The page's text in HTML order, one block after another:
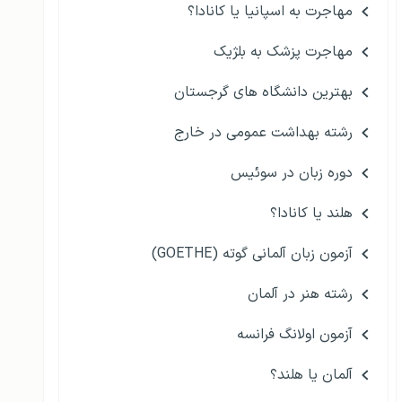
مهاجرت به اسپانیا یا کانادا؟
مهاجرت پزشک به بلژیک
بهترین دانشگاه های گرجستان
رشته بهداشت عمومی در خارج
دوره زبان در سوئیس
هلند یا کانادا؟
آزمون زبان آلمانی گوته (GOETHE)
رشته هنر در آلمان
آزمون اولانگ فرانسه
آلمان یا هلند؟